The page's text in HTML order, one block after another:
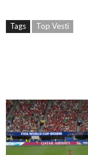
Tags Top Vesti